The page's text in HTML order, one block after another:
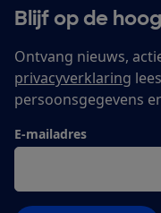
Blijf op de
Ontvang nieuws,
privacyverklaring
persoonsgegevens
E-mailadres